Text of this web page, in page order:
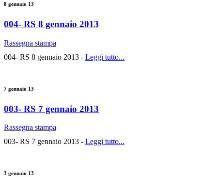
8 gennaio 13
004- RS 8 gennaio 2013
Rassegna stampa
004- RS 8 gennaio 2013 - Leggi tutto...
7 gennaio 13
003- RS 7 gennaio 2013
Rassegna stampa
003- RS 7 gennaio 2013 - Leggi tutto...
3 gennaio 13